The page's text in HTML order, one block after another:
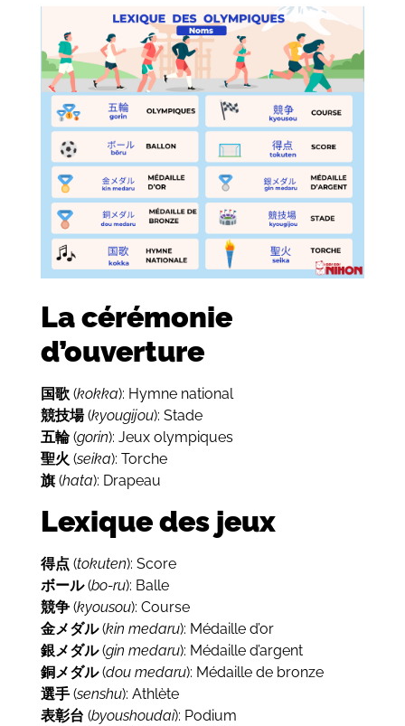
La cérémonie
d’ouverture
国歌(kokka): Hymne national
競技場(kyougijou): Stade
五輪(gorin): Jeux olympiques
聖火 (seika): Torche
旗(hata): Drapeau
Lexique des jeux
得点 (tokuten): Score
ボール(bo-ru): Balle
競争(kyousou): Course
金メダル(kin medaru): Médaille d’or
銀メダル(gin medaru): Médaille d’argent
銅メダル(dou medaru): Médaille de bronze
選手(senshu): Athlète
表彰台 (byoushoudai): Podium